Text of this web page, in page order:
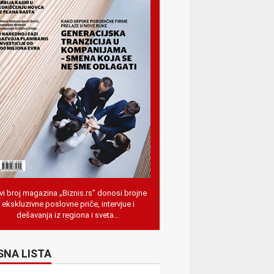
broj magazina „Biznis.rs” donosi brojne
ekskluzivne poslovne priče, intervjue i
dešavanja iz regiona i sveta…
LISTA